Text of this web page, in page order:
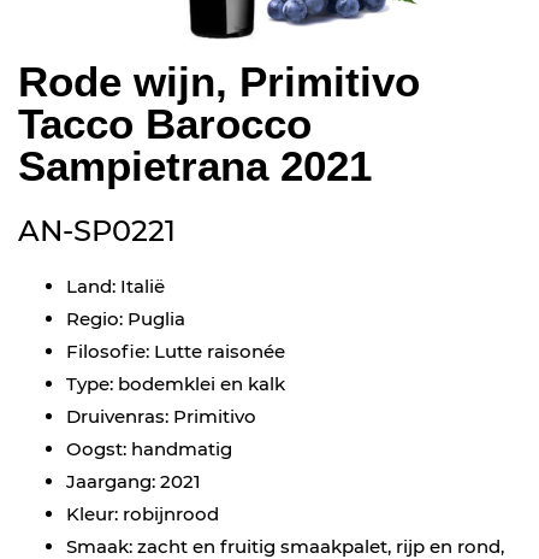
Rode wijn, Primitivo
Tacco Barocco
Sampietrana 2021
AN-SP0221
Land: Italië
Regio: Puglia
Filosofie: Lutte raisonée
Type: bodemklei en kalk
Druivenras: Primitivo
Oogst: handmatig
Jaargang: 2021
Kleur: robijnrood
Smaak: zacht en fruitig smaakpalet, rijp en rond,